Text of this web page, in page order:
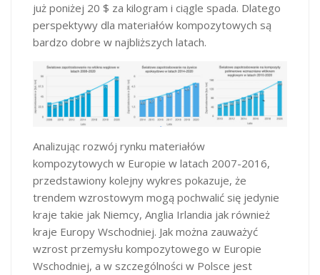
już poniżej 20 $ za kilogram i ciągle spada. Dlatego
perspektywy dla materiałów kompozytowych są
bardzo dobre w najbliższych latach.
Analizując rozwój rynku materiałów
kompozytowych w Europie w latach 2007-2016,
przedstawiony kolejny wykres pokazuje, że
trendem wzrostowym mogą pochwalić się jedynie
kraje takie jak Niemcy, Anglia Irlandia jak również
kraje Europy Wschodniej. Jak można zauważyć
wzrost przemysłu kompozytowego w Europie
Wschodniej, a w szczególności w Polsce jest